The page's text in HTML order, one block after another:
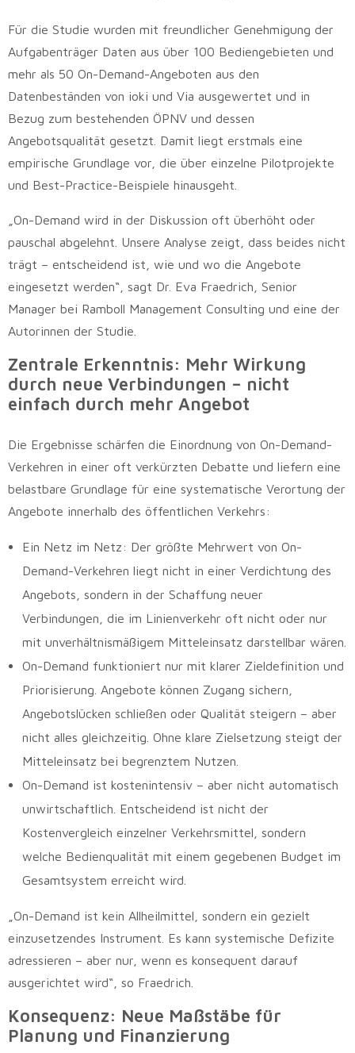
Für die Studie wurden mit freundlicher Genehmigung der
Aufgabenträger Daten aus über 100 Bediengebieten und
mehr als 50 On-Demand-Angeboten aus den
Datenbeständen von ioki und Via ausgewertet und in
Bezug zum bestehenden ÖPNV und dessen
Angebotsqualität gesetzt. Damit liegt erstmals eine
empirische Grundlage vor, die über einzelne Pilotprojekte
und Best-Practice-Beispiele hinausgeht.
„On-Demand wird in der Diskussion oft überhöht oder
pauschal abgelehnt. Unsere Analyse zeigt, dass beides nicht
trägt – entscheidend ist, wie und wo die Angebote
eingesetzt werden“, sagt Dr. Eva Fraedrich, Senior
Manager bei Ramboll Management Consulting und eine der
Autorinnen der Studie.
Zentrale Erkenntnis: Mehr Wirkung
durch neue Verbindungen – nicht
einfach durch mehr Angebot
Die Ergebnisse schärfen die Einordnung von On-Demand-
Verkehren in einer oft verkürzten Debatte und liefern eine
belastbare Grundlage für eine systematische Verortung der
Angebote innerhalb des öffentlichen Verkehrs:
Ein Netz im Netz: Der größte Mehrwert von On-
Demand-Verkehren liegt nicht in einer Verdichtung des
Angebots, sondern in der Schaffung neuer
Verbindungen, die im Linienverkehr oft nicht oder nur
mit unverhältnismäßigem Mitteleinsatz darstellbar wären.
On-Demand funktioniert nur mit klarer Zieldefinition und
Priorisierung. Angebote können Zugang sichern,
Angebotslücken schließen oder Qualität steigern – aber
nicht alles gleichzeitig. Ohne klare Zielsetzung steigt der
Mitteleinsatz bei begrenztem Nutzen.
On-Demand ist kostenintensiv – aber nicht automatisch
unwirtschaftlich. Entscheidend ist nicht der
Kostenvergleich einzelner Verkehrsmittel, sondern
welche Bedienqualität mit einem gegebenen Budget im
Gesamtsystem erreicht wird.
„On-Demand ist kein Allheilmittel, sondern ein gezielt
einzusetzendes Instrument. Es kann systemische Defizite
adressieren – aber nur, wenn es konsequent darauf
ausgerichtet wird“, so Fraedrich.
Konsequenz: Neue Maßstäbe für
Planung und Finanzierung